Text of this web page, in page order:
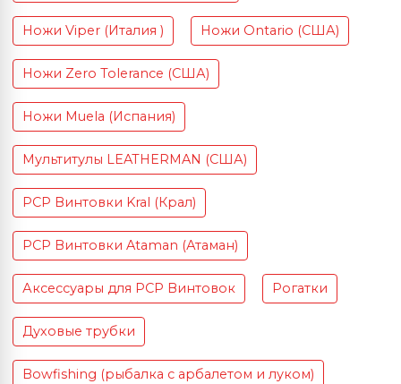
Ножи Viper (Италия ) Ножи Ontario (США)
Ножи Zero Tolerance (США)
Ножи Muela (Испания)
Мультитулы LEATHERMAN (США)
PCP Винтовки Kral (Крал)
PCP Винтовки Ataman (Атаман)
Аксессуары для PCP Винтовок Рогатки
Духовые трубки
Bowfishing (рыбалка с арбалетом и луком)